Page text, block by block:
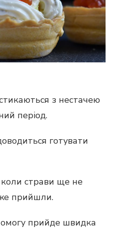
з нестачею
період.
готувати
коли страви ще не
прийшли.
прийде швидка